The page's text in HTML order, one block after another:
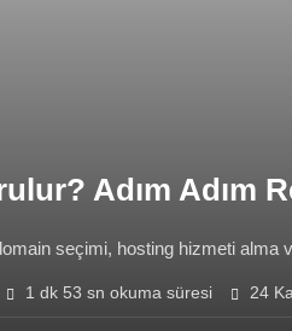
Adım Adım
seçimi, hosting hizmeti alma
1 dk 53 sn okuma süresi 24